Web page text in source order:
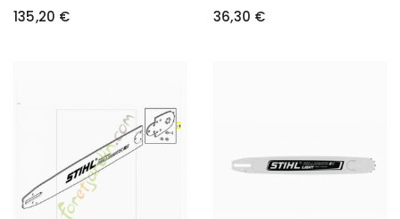
135,20 € 36,30 €